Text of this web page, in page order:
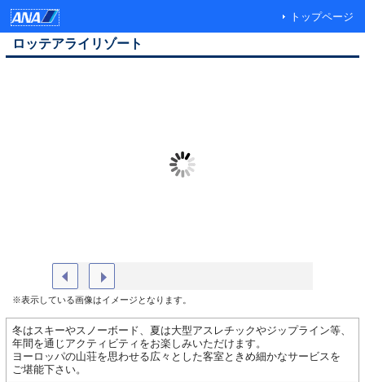
トップページ
ロッテアライリゾート
※表示している画像はイメージとなります。
冬はスキーやスノーボード、夏は大型アスレチックやジップライン等、
年間を通じアクティビティをお楽しみいただけます。
ヨーロッパの山荘を思わせる広々とした客室ときめ細かなサービスを
ご堪能下さい。